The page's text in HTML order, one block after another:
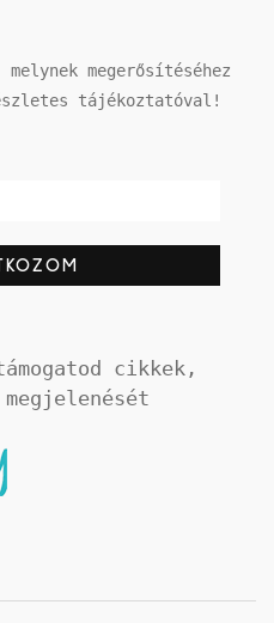
megerősítéséhez
tájékoztatóval!
cikkek,